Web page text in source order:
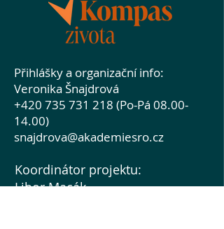
Přihlášky a organizační info:
Veronika Šnajdrová
+420 735 731 218 (Po-Pá 08.00-
14.00)
snajdrova@akademiesro.cz
Koordinátor projektu:
Libor Macák